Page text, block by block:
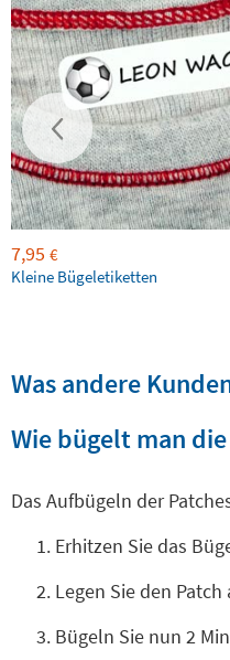
7,95 €
Kleine Bügeletiketten
Was andere
Wie bügelt man
Das Aufbügeln der
Erhitzen Sie das
Legen Sie den
Bügeln Sie nun 2